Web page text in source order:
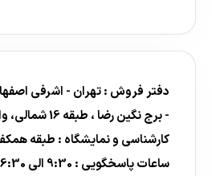
دفتر فروش : تهران - اشرفی
- برج نگین رضا ، طبقه 16 شمالی، واحد 1602
کارشناسی و نمایشگاه : طبقه
ساعات پاسخگویی : 9:30 الی 16:30